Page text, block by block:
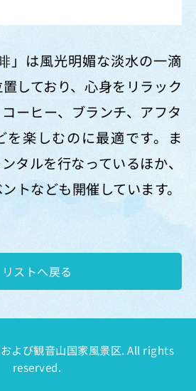
」は風光明媚な淡水の一滴
しており、心身をリラック
ーヒー、ブランチ、アフタ
を楽しむのに最適です。ま
タルを行なっているほか、
トなども開催しています。
リストへ戻る
よび観音山国家風景区. All rights
reserved.